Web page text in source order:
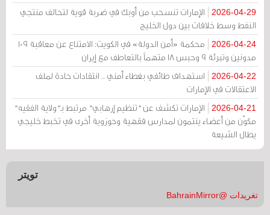
2026-04-29
الإمارات تنسحب من أوبك في ضربة قوية لتحالف منتجي
النفط وسط خلافات بين دول الخليج
2026-04-24
محكمة «أمن الدولة» في الكويت: الامتناع عن معاقبة 109
مدونين وتبرئة 9 وحبس 18 متهماً بالتعاطف مع إيران
2026-04-22
استهداف طائفي بغطاء أمني .. انتقادات حادة لملف
الاعتقالات في الإمارات
2026-04-21
الإمارات تكشف عن "تنظيم إرهابي" مرتبط بـ"ولاية الفقيه"
مكوّن من أعضاء ينتمون لمدارس فقهية وحوزوية أخرى في تخبط خليجي
يطال الشيعة
تويتر
تغريدات @BahrainMirror